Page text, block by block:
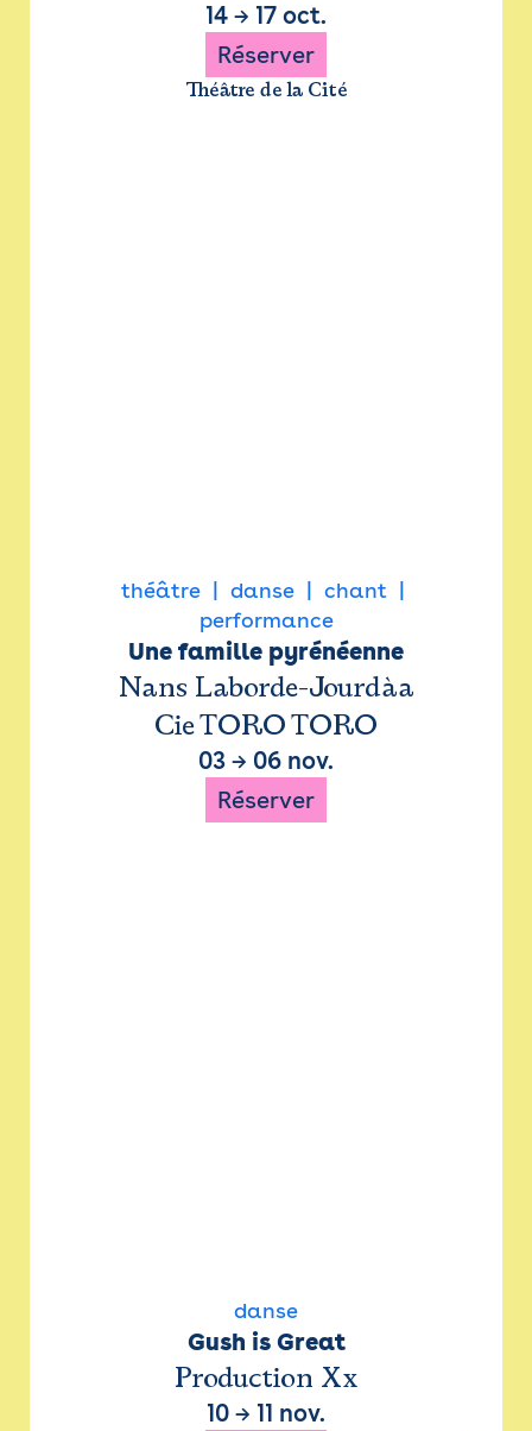
14 → 17 oct.
Réserver
Théâtre de la Cité
théâtre danse
chant
performance
Une famille pyrénéenne
Nans Laborde-Jourdàa
Cie TORO TORO
03 → 06 nov.
Réserver
danse
Gush is Great
Production Xx
10 → 11 nov.